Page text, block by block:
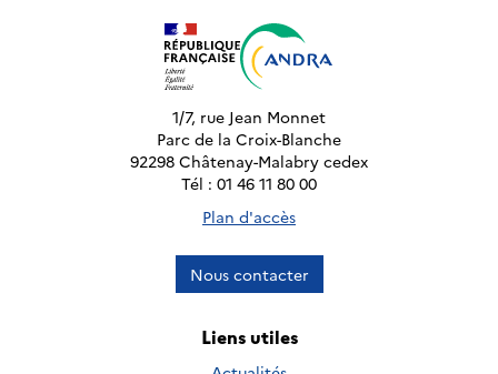
1/7, rue Jean Monnet
Parc de la Croix-Blanche
92298 Châtenay-Malabry cedex
Tél : 01 46 11 80 00
Plan d'accès
Nous contacter
Liens utiles